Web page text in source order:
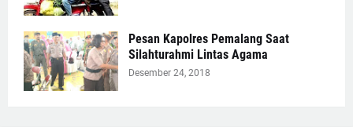
Pesan Kapolres Pemalang Saat
Silahturahmi Lintas Agama
Desember 24, 2018